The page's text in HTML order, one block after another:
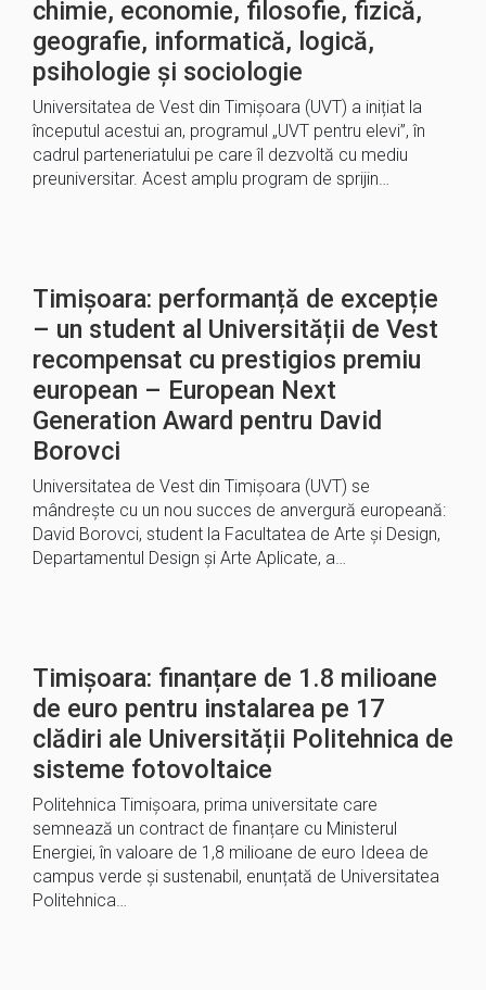
chimie, economie, filosofie, fizică,
geografie, informatică, logică,
psihologie și sociologie
Universitatea de Vest din Timișoara (UVT) a inițiat la
începutul acestui an, programul „UVT pentru elevi”, în
cadrul parteneriatului pe care îl dezvoltă cu mediu
preuniversitar. Acest amplu program de sprijin…
Timișoara: performanță de excepție
– un student al Universității de Vest
recompensat cu prestigios premiu
european – European Next
Generation Award pentru David
Borovci
Universitatea de Vest din Timișoara (UVT) se
mândrește cu un nou succes de anvergură europeană:
David Borovci, student la Facultatea de Arte și Design,
Departamentul Design și Arte Aplicate, a…
Timișoara: finanțare de 1.8 milioane
de euro pentru instalarea pe 17
clădiri ale Universității Politehnica de
sisteme fotovoltaice
Politehnica Timișoara, prima universitate care
semnează un contract de finanțare cu Ministerul
Energiei, în valoare de 1,8 milioane de euro Ideea de
campus verde și sustenabil, enunțată de Universitatea
Politehnica…